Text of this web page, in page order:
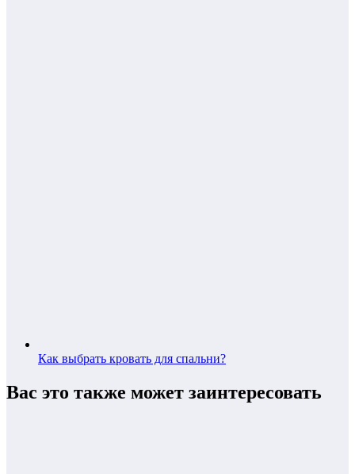
Как выбрать кровать для спальни?
Вас это также может заинтересовать